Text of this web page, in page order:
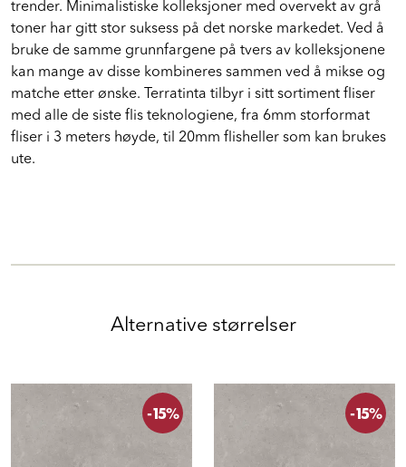
trender. Minimalistiske kolleksjoner med overvekt av grå
toner har gitt stor suksess på det norske markedet. Ved å
bruke de samme grunnfargene på tvers av kolleksjonene
kan mange av disse kombineres sammen ved å mikse og
matche etter ønske. Terratinta tilbyr i sitt sortiment fliser
med alle de siste flis teknologiene, fra 6mm storformat
fliser i 3 meters høyde, til 20mm flisheller som kan brukes
ute.
Alternative størrelser
-15% -15%